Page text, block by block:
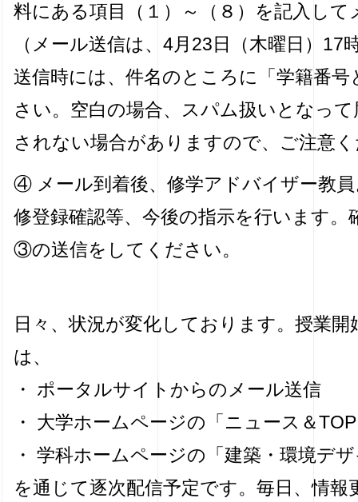
料にある項目（１）～（８）を記入し
（メール送信は、4月23日（木曜日）
送信時には、件名のところに「学籍番
さい。空白の場合、スパム扱いとなっ
されない場合がありますので、ご注意
④ メール到着後、修学アドバイザー教
修登録確認等、今後の指示を行います
③の送信をしてください。
日々、状況が変化しております。授業
は、
・ ポータルサイトからのメール送信
・ 大学ホームページの「ニュース＆
・ 学科ホームページの「建築・環境デ
を通じて逐次配信予定です。毎日、情